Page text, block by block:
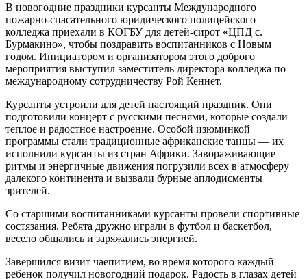
В новогодние праздники курсанты Международного
пожарно‑спасательного юридического полицейского
колледжа приехали в КОГБУ для детей‑сирот «ЦПД с.
Бурмакино», чтобы поздравить воспитанников с Новым
годом. Инициатором и организатором этого доброго
мероприятия выступил заместитель директора колледжа по
международному сотрудничеству Рой Кеннет.
Курсанты устроили для детей настоящий праздник. Они
подготовили концерт с русскими песнями, которые создали
теплое и радостное настроение. Особой изюминкой
программы стали традиционные африканские танцы — их
исполнили курсанты из стран Африки. Завораживающие
ритмы и энергичные движения погрузили всех в атмосферу
далекого континента и вызвали бурные аплодисменты
зрителей.
Со старшими воспитанниками курсанты провели спортивные
состязания. Ребята дружно играли в футбол и баскетбол,
весело общались и заряжались энергией.
Завершился визит чаепитием, во время которого каждый
ребенок получил новогодний подарок. Радость в глазах детей